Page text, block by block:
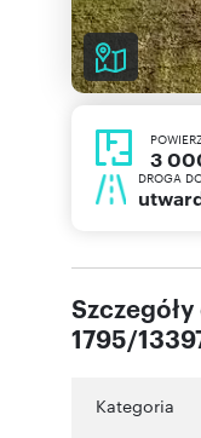
3
DROGA
1795/
Kategoria